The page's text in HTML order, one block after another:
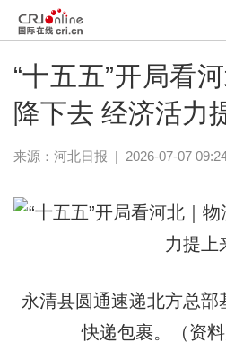
“十五五”开局看
降下去 经济活力
来源： 河北日报 | 2026-07-07
永清县圆通速递北方总部
快递包裹。（资